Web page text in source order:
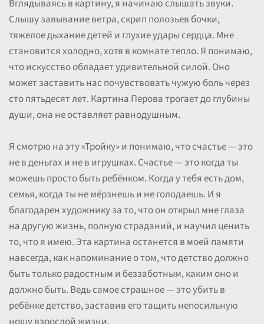
Вглядываясь в картину, я начинаю слышать звуки.
Слышу завывание ветра, скрип полозьев бочки,
тяжелое дыхание детей и глухие удары сердца. Мне
становится холодно, хотя в комнате тепло. Я понимаю,
что искусство обладает удивительной силой. Оно
может заставить нас почувствовать чужую боль через
сто пятьдесят лет. Картина Перова трогает до глубины
души, она не оставляет равнодушным.
Я смотрю на эту «Тройку» и понимаю, что счастье — это
не в деньгах и не в игрушках. Счастье — это когда ты
можешь просто быть ребёнком. Когда у тебя есть дом,
семья, когда ты не мёрзнешь и не голодаешь. И я
благодарен художнику за то, что он открыл мне глаза
на другую жизнь, полную страданий, и научил ценить
то, что я имею. Эта картина останется в моей памяти
навсегда, как напоминание о том, что детство должно
быть только радостным и беззаботным, каким оно и
должно быть. Ведь самое страшное — это убить в
ребёнке детство, заставив его тащить непосильную